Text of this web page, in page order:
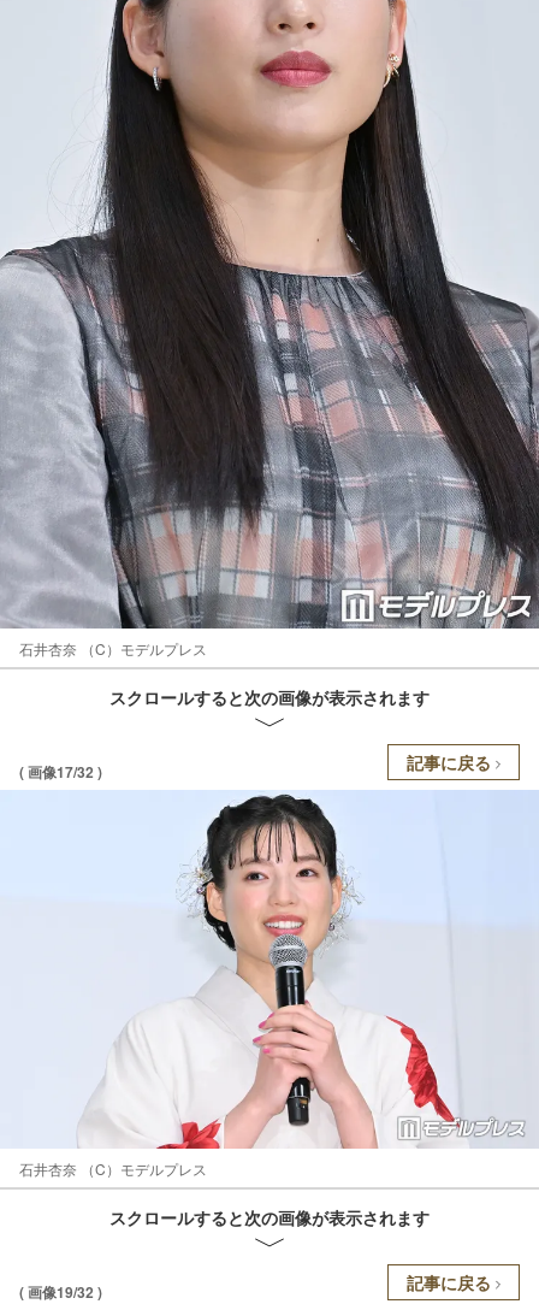
石井杏奈 （C）モデルプレス
スクロールすると次の画像が表示されます
( 画像17/32 ) 記事に戻る
石井杏奈 （C）モデルプレス
スクロールすると次の画像が表示されます
( 画像19/32 ) 記事に戻る